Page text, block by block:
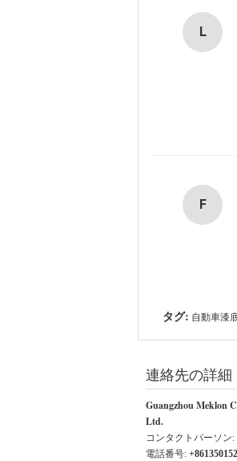
L
F
タグ: 自動車漆
連絡先の詳細
Guangzhou Meklon
Ltd.
コンタクトパーソン:
電話番号: